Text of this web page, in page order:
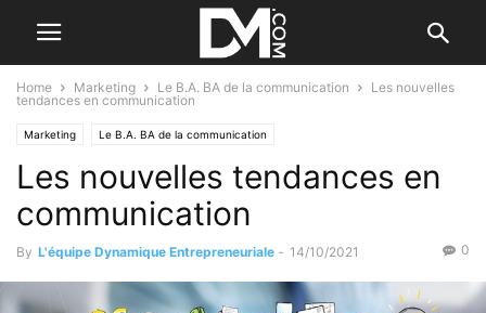
Home Marketing Le B.A. BA de la communication
Les nouvelles
tendances en communication
Marketing Le B.A. BA de la communication
Les nouvelles tendances en
communication
By L'équipe Dynamique Entrepreneuriale - 14/10/2021 0